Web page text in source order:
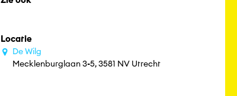
Locatie
De Wilg
Mecklenburglaan 3-5, 3581 NV Utrecht